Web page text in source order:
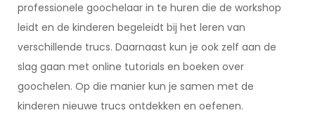
professionele goochelaar in te huren die de workshop
leidt en de kinderen begeleidt bij het leren van
verschillende trucs. Daarnaast kun je ook zelf aan de
slag gaan met online tutorials en boeken over
goochelen. Op die manier kun je samen met de
kinderen nieuwe trucs ontdekken en oefenen.